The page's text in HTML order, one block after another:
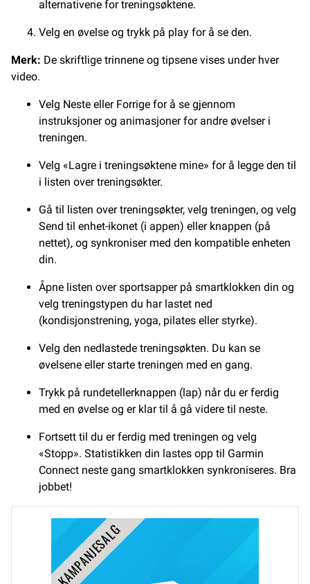
alternativene for treningsøktene.
Velg en øvelse og trykk på play for å se den.
Merk: De skriftlige trinnene og tipsene vises under hver
video.
Velg Neste eller Forrige for å se gjennom
instruksjoner og animasjoner for andre øvelser i
treningen.
Velg «Lagre i treningsøktene mine» for å legge den til
i listen over treningsøkter.
Gå til listen over treningsøkter, velg treningen, og velg
Send til enhet-ikonet (i appen) eller knappen (på
nettet), og synkroniser med den kompatible enheten
din.
Åpne listen over sportsapper på smartklokken din og
velg treningstypen du har lastet ned
(kondisjonstrening, yoga, pilates eller styrke).
Velg den nedlastede treningsøkten. Du kan se
øvelsene eller starte treningen med en gang.
Trykk på rundetellerknappen (lap) når du er ferdig
med en øvelse og er klar til å gå videre til neste.
Fortsett til du er ferdig med treningen og velg
«Stopp». Statistikken din lastes opp til Garmin
Connect neste gang smartklokken synkroniseres. Bra
jobbet!
KAMPANJESALG